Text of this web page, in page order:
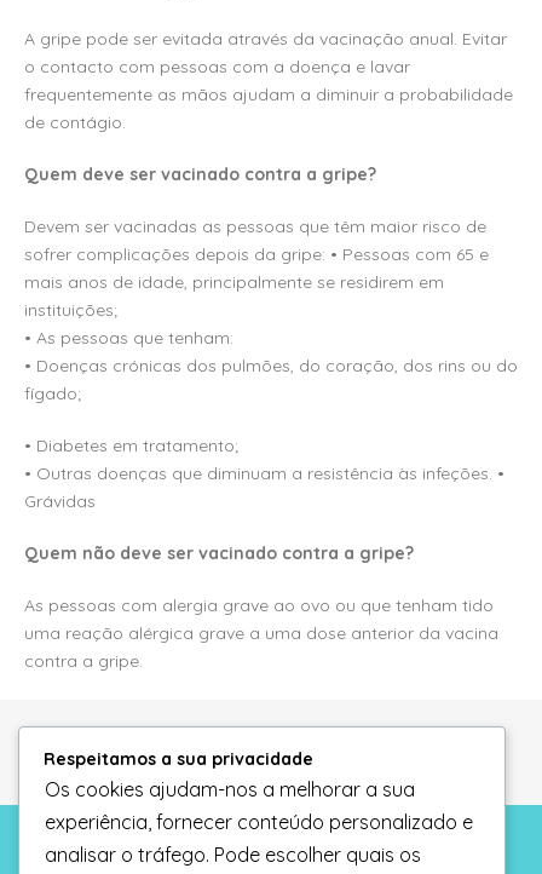
A gripe pode ser evitada através da vacinação anual. Evitar
o contacto com pessoas com a doença e lavar
frequentemente as mãos ajudam a diminuir a probabilidade
de contágio.
Quem deve ser vacinado contra a gripe?
Devem ser vacinadas as pessoas que têm maior risco de
sofrer complicações depois da gripe: • Pessoas com 65 e
mais anos de idade, principalmente se residirem em
instituições;
• As pessoas que tenham:
• Doenças crónicas dos pulmões, do coração, dos rins ou do
fígado;
• Diabetes em tratamento;
• Outras doenças que diminuam a resistência às infeções. •
Grávidas
Quem não deve ser vacinado contra a gripe?
As pessoas com alergia grave ao ovo ou que tenham tido
uma reação alérgica grave a uma dose anterior da vacina
contra a gripe.
Respeitamos a sua privacidade
Os cookies ajudam-nos a melhorar a sua
experiência, fornecer conteúdo personalizado e
analisar o tráfego. Pode escolher quais os